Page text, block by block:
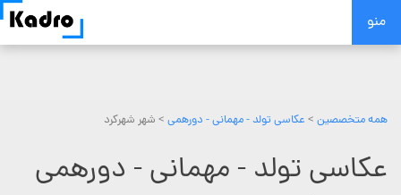
Skip
منو
همه متخصصین > عکاسی تولد - مهمانی - دورهمی > شهر شهرکرد
عکاسی تولد - مهمانی - دورهمی